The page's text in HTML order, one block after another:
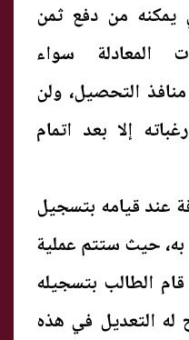
يمكنه من دفع ثمن
المعادلة سواء
التحصيل، ولن
إلا بعد اتمام
عند قيامه بتسجيل
به، حيث ستتم عملية
قام الطالب بتسجيله
له التعديل في هذه